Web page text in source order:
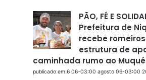
PÃO, FÉ E
Prefeitura de
recebe
estrutura de
caminhada rumo ao
publicado em 6 06-03:00 agosto 06-03:00